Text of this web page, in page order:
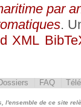
par
.
XML
FAQ
l'ensemble de ce site